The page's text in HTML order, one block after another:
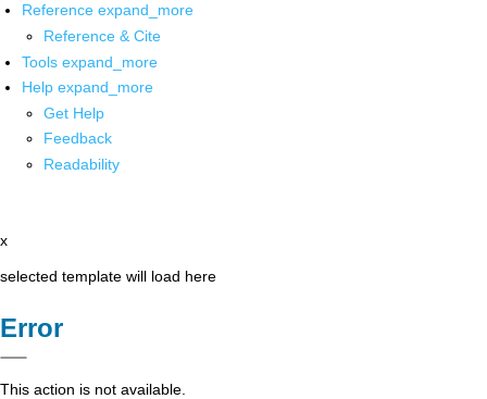
Reference expand_more
Reference & Cite
Tools expand_more
Help expand_more
Get Help
Feedback
Readability
x
selected template will load here
Error
This action is not available.